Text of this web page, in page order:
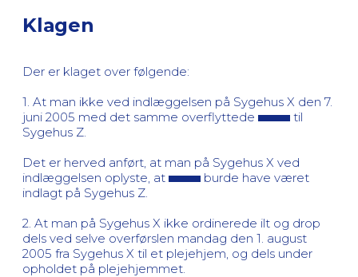
Klagen
Der er klaget over følgende:
1. At man ikke ved indlæggelsen på Sygehus X den 7.
juni 2005 med det samme overflyttede
til
Sygehus Z.
Det er herved anført, at man på Sygehus X ved
indlæggelsen oplyste, at
burde have været
indlagt på Sygehus Z.
2. At man på Sygehus X ikke ordinerede ilt og drop
dels ved selve overførslen mandag den 1. august
2005 fra Sygehus X til et plejehjem, og dels under
opholdet på plejehjemmet.